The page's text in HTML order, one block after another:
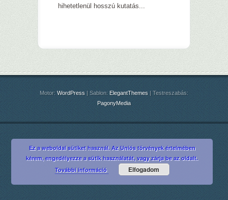
hihetetlenül hosszú kutatás...
Motor: WordPress | Sablon: ElegantThemes | Testreszabás:
PagonyMedia
Ez a weboldal sütiket használ. Az Uniós törvények értelmében
kérem, engedélyezze a sütik használatát, vagy zárja be az oldalt.
További információ
Elfogadom